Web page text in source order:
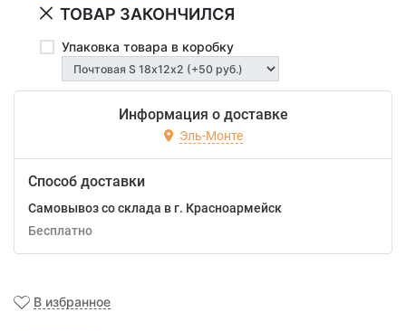
ТОВАР ЗАКОНЧИЛСЯ
Упаковка товара в коробку
Информация о доставке
Эль-Монте
Способ доставки
Самовывоз со склада в г. Красноармейск
Бесплатно
В избранное